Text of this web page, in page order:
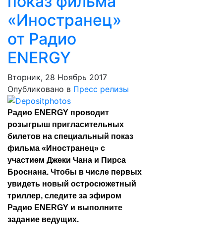
«Иностранец»
от Радио
ENERGY
Вторник, 28 Ноябрь 2017
Опубликовано в Пресс релизы
Радио ENERGY проводит
розыгрыш пригласительных
билетов на специальный показ
фильма «Иностранец» с
участием Джеки Чана и Пирса
Броснана. Чтобы в числе первых
увидеть новый остросюжетный
триллер, следите за эфиром
Радио ENERGY и выполните
задание ведущих.